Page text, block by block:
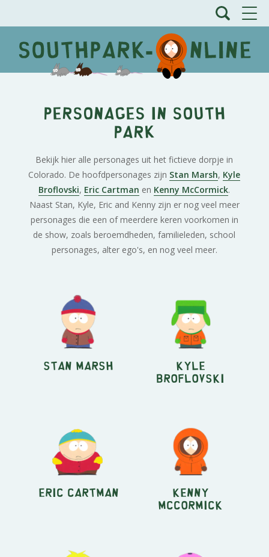
Personages in South
Park
Bekijk hier alle personages uit het fictieve dorpje in
Colorado. De hoofdpersonages zijn Stan Marsh, Kyle
Broflovski, Eric Cartman en Kenny McCormick.
Naast Stan, Kyle, Eric and Kenny zijn er nog veel meer
personages die een of meerdere keren voorkomen in
de show, zoals beroemdheden, familieleden, school
personages, alter ego's, en nog veel meer.
Stan Marsh Kyle
Broflovski
Eric Cartman Kenny
McCormick